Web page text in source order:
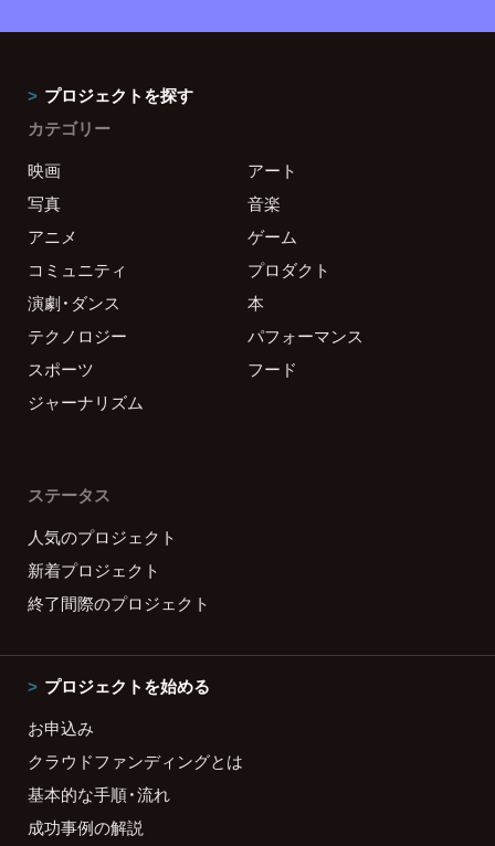
プロジェクトを探す
カテゴリー
映画
アート
写真
音楽
アニメ
ゲーム
コミュニティ
プロダクト
演劇・ダンス
本
テクノロジー
パフォーマンス
スポーツ
フード
ジャーナリズム
ステータス
人気のプロジェクト
新着プロジェクト
終了間際のプロジェクト
プロジェクトを始める
お申込み
クラウドファンディングとは
基本的な手順・流れ
成功事例の解説